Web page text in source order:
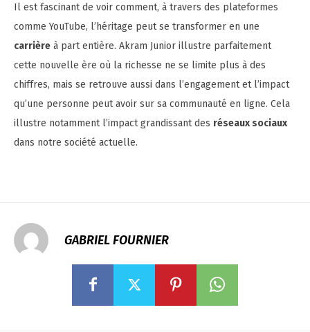
Il est fascinant de voir comment, à travers des plateformes
comme YouTube, l’héritage peut se transformer en une
carrière à part entière. Akram Junior illustre parfaitement
cette nouvelle ère où la richesse ne se limite plus à des
chiffres, mais se retrouve aussi dans l’engagement et l’impact
qu’une personne peut avoir sur sa communauté en ligne. Cela
illustre notamment l’impact grandissant des réseaux sociaux
dans notre société actuelle.
GABRIEL FOURNIER